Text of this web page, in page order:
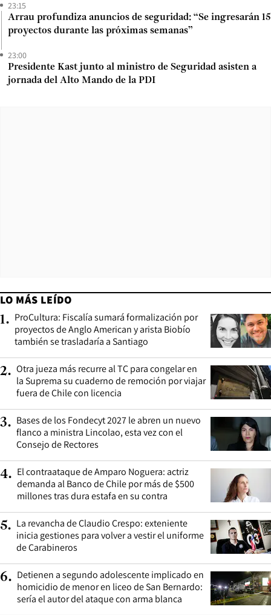
23:15
Arrau profundiza anuncios de seguridad: “Se ingresarán 15
proyectos durante las próximas semanas”
23:00
Presidente Kast junto al ministro de Seguridad asisten a
jornada del Alto Mando de la PDI
LO MÁS LEÍDO
1. ProCultura: Fiscalía sumará formalización por
proyectos de Anglo American y arista Biobío
también se trasladaría a Santiago
2. Otra jueza más recurre al TC para congelar en
la Suprema su cuaderno de remoción por viajar
fuera de Chile con licencia
3. Bases de los Fondecyt 2027 le abren un nuevo
flanco a ministra Lincolao, esta vez con el
Consejo de Rectores
4. El contraataque de Amparo Noguera: actriz
demanda al Banco de Chile por más de $500
millones tras dura estafa en su contra
5. La revancha de Claudio Crespo: exteniente
inicia gestiones para volver a vestir el uniforme
de Carabineros
6. Detienen a segundo adolescente implicado en
homicidio de menor en liceo de San Bernardo:
sería el autor del ataque con arma blanca